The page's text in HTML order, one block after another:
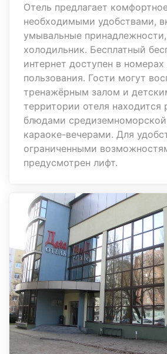
Отель предлагает
необходимыми удобствами,
умывальные
холодильник. Бесплатный
интернет доступен в
пользования. Гости могут
тренажёрным залом и
территории отеля находится
блюдами
караоке-вечерами. Для
ограниченными
предусмотрен лифт.